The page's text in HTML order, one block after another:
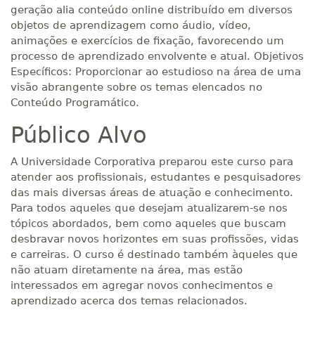
geração alia conteúdo online distribuído em diversos
objetos de aprendizagem como áudio, vídeo,
animações e exercícios de fixação, favorecendo um
processo de aprendizado envolvente e atual. Objetivos
Específicos: Proporcionar ao estudioso na área de uma
visão abrangente sobre os temas elencados no
Conteúdo Programático.
Público Alvo
A Universidade Corporativa preparou este curso para
atender aos profissionais, estudantes e pesquisadores
das mais diversas áreas de atuação e conhecimento.
Para todos aqueles que desejam atualizarem-se nos
tópicos abordados, bem como aqueles que buscam
desbravar novos horizontes em suas profissões, vidas
e carreiras. O curso é destinado também àqueles que
não atuam diretamente na área, mas estão
interessados em agregar novos conhecimentos e
aprendizado acerca dos temas relacionados.